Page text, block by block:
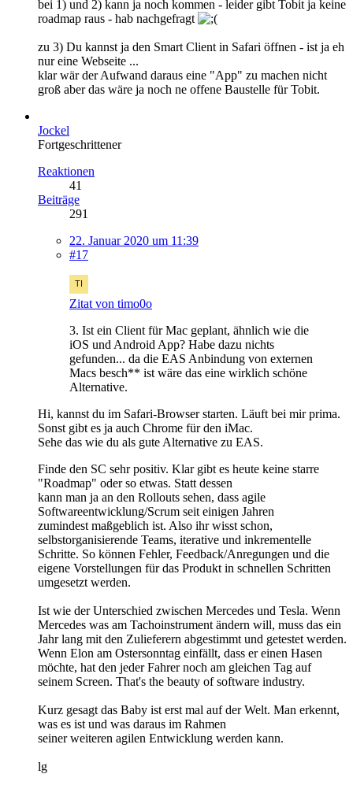
bei 1) und 2) kann ja noch kommen - leider gibt Tobit ja keine
roadmap raus - hab nachgefragt
zu 3) Du kannst ja den Smart Client in Safari öffnen - ist ja eh
nur eine Webseite ...
klar wär der Aufwand daraus eine "App" zu machen nicht
groß aber das wäre ja noch ne offene Baustelle für Tobit.
Jockel
Fortgeschrittener
Reaktionen
41
Beiträge
291
22. Januar 2020 um 11:39
#17
Zitat von timo0o
3. Ist ein Client für Mac geplant, ähnlich wie die
iOS und Android App? Habe dazu nichts
gefunden... da die EAS Anbindung von externen
Macs besch** ist wäre das eine wirklich schöne
Alternative.
Hi, kannst du im Safari-Browser starten. Läuft bei mir prima.
Sonst gibt es ja auch Chrome für den iMac.
Sehe das wie du als gute Alternative zu EAS.
Finde den SC sehr positiv. Klar gibt es heute keine starre
"Roadmap" oder so etwas. Statt dessen
kann man ja an den Rollouts sehen, dass agile
Softwareentwicklung/Scrum seit einigen Jahren
zumindest maßgeblich ist. Also ihr wisst schon,
selbstorganisierende Teams, iterative und inkrementelle
Schritte. So können Fehler, Feedback/Anregungen und die
eigene Vorstellungen für das Produkt in schnellen Schritten
umgesetzt werden.
Ist wie der Unterschied zwischen Mercedes und Tesla. Wenn
Mercedes was am Tachoinstrument ändern will, muss das ein
Jahr lang mit den Zulieferern abgestimmt und getestet werden.
Wenn Elon am Ostersonntag einfällt, dass er einen Hasen
möchte, hat den jeder Fahrer noch am gleichen Tag auf
seinem Screen. That's the beauty of software industry.
Kurz gesagt das Baby ist erst mal auf der Welt. Man erkennt,
was es ist und was daraus im Rahmen
seiner weiteren agilen Entwicklung werden kann.
lg